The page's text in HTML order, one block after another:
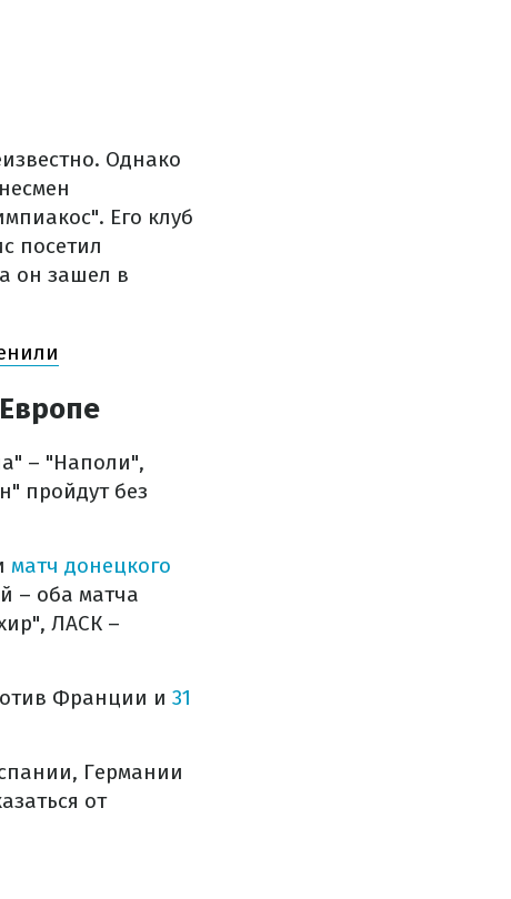
Однако
Его клуб
посетил
он зашел в
– "Наполи",
пройдут без
матч донецкого
– оба матча
ЛАСК –
Франции и 31
Германии
от